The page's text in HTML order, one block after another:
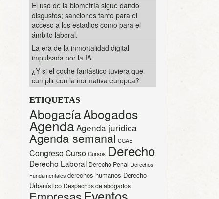
El uso de la biometría sigue dando
disgustos; sanciones tanto para el
acceso a los estadios como para el
ámbito laboral.
La era de la inmortalidad digital
impulsada por la IA
¿Y si el coche fantástico tuviera que
cumplir con la normativa europea?
ETIQUETAS
AbogacíaAbogados
Agenda Agenda jurídica
Agenda semanal CGAE
CongresoCurso Cursos Derecho
Derecho Laboral Derecho Penal Derechos
Fundamentales derechos humanos Derecho
Urbanístico Despachos de abogados
Eventos